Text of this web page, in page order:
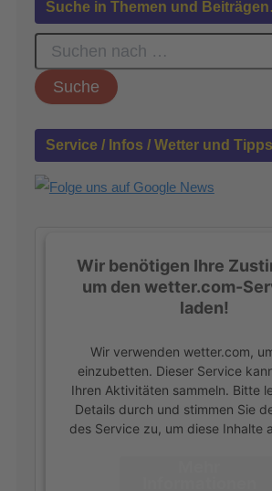
Suche in Themen und
S
c
h
n
c
Service / Infos / Wetter und
Wir benötigen Ihre
um den wetter.com-
laden!
Wir verwenden wetter.com,
einzubetten. Dieser Service
Ihren Aktivitäten sammeln. Bitte
Details durch und stimmen Sie
des Service zu, um diese Inhalte